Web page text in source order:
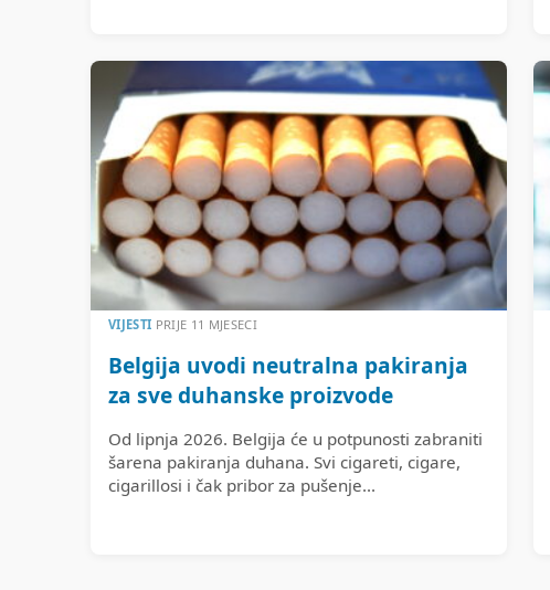
VIJESTI PRIJE 11 MJESECI
Belgija uvodi neutralna pakiranja
za sve duhanske proizvode
Od lipnja 2026. Belgija će u potpunosti zabraniti
šarena pakiranja duhana. Svi cigareti, cigare,
cigarillosi i čak pribor za pušenje...